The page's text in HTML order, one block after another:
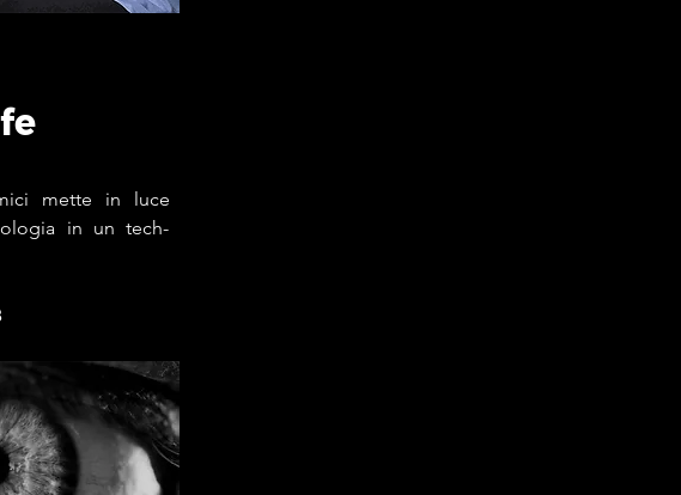
mette in luce
in un tech-